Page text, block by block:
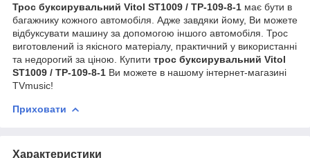
Трос буксирувальний Vitol ST1009 / ТР-109-8-1 має бути в
багажнику кожного автомобіля. Адже завдяки йому, Ви можете
відбуксувати машину за допомогою іншого автомобіля. Трос
виготовлений із якісного матеріалу, практичний у використанні
та недорогий за ціною. Купити трос буксирувальний Vitol
ST1009 / ТР-109-8-1 Ви можете в нашому інтернет-магазині
TVmusic!
Приховати
Характеристики